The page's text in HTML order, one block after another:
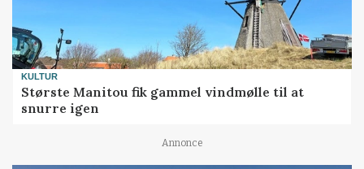
KULTUR
Største Manitou fik gammel vindmølle til at
snurre igen
Annonce